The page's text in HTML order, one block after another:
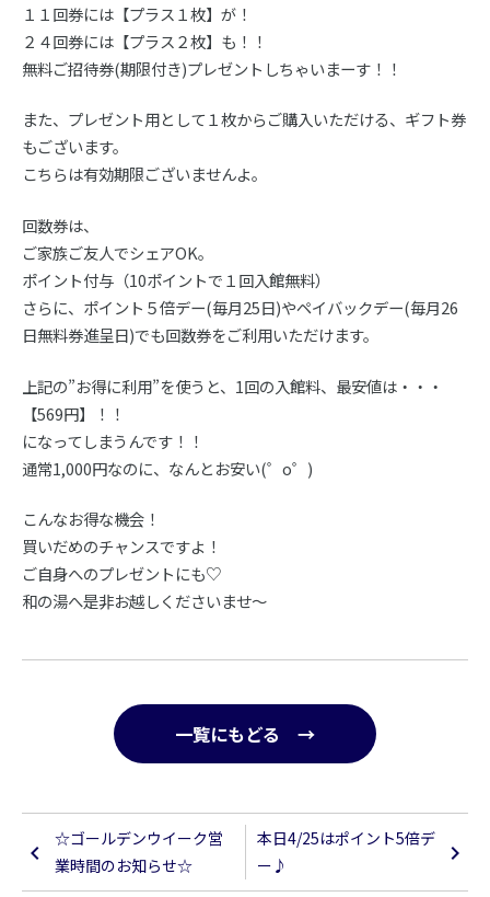
１１回券には【プラス１枚】が！
２４回券には【プラス２枚】も！！
無料ご招待券(期限付き)プレゼントしちゃいまーす！！
また、プレゼント用として１枚からご購入いただける、ギフト券
もございます。
こちらは有効期限ございませんよ。
回数券は、
ご家族ご友人でシェアOK。
ポイント付与（10ポイントで１回入館無料）
さらに、ポイント５倍デー(毎月25日)やペイバックデー(毎月26
日無料券進呈日)でも回数券をご利用いただけます。
上記の”お得に利用”を使うと、1回の入館料、最安値は・・・
【569円】！！
になってしまうんです！！
通常1,000円なのに、なんとお安い(゜o゜)
こんなお得な機会！
買いだめのチャンスですよ！
ご自身へのプレゼントにも♡
和の湯へ是非お越しくださいませ～
一覧にもどる →
☆ゴールデンウイーク営
業時間のお知らせ☆
本日4/25はポイント5倍デ
ー♪